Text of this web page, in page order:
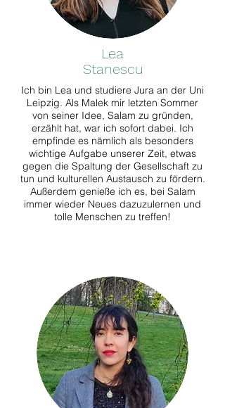
Lea
Stanescu
Ich bin Lea und studiere Jura an der Uni
Leipzig. Als Malek mir letzten Sommer
von seiner Idee, Salam zu gründen,
erzählt hat, war ich sofort dabei. Ich
empfinde es nämlich als besonders
wichtige Aufgabe unserer Zeit, etwas
gegen die Spaltung der Gesellschaft zu
tun und kulturellen Austausch zu fördern.
Außerdem genieße ich es, bei Salam
immer wieder Neues dazuzulernen und
tolle Menschen zu treffen!